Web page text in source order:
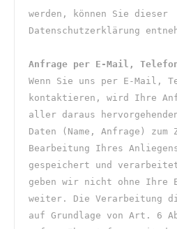
werden, können Sie dieser
Datenschutzerklärung
Anfrage per E-Mail,
Wenn Sie uns per E-Mail,
kontaktieren, wird Ihre
aller daraus
Daten (Name, Anfrage) zum
Bearbeitung Ihres
gespeichert und
geben wir nicht ohne Ihre
weiter. Die Verarbeitung
auf Grundlage von Art. 6